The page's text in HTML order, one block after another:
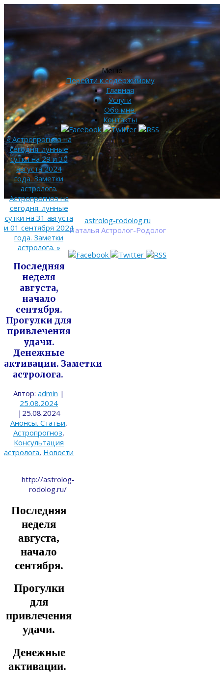
astrolog-rodolog.ru
Наталья Астролог-Родолог
Меню
Перейти к содержимому
Главная
Услуги
Обо мне.
Контакты
«Астропрогноз на
сегодня: лунные
сутки на 29 и 30
августа 2024
года. Заметки
астролога.
Астропрогноз на
сегодня: лунные
сутки на 31 августа
и 01 сентября 2024
года. Заметки
астролога. »
Последняя
неделя
августа,
начало
сентября.
Прогулки для
привлечения
удачи.
Денежные
активации. Заметки
астролога.
Автор: admin |
25.08.2024
| 25.08.2024
Анонсы. Статьи,
Астропрогноз,
Консультация
астролога, Новости
http://astrolog-
rodolog.ru/
Последняя
неделя
августа,
начало
сентября.
Прогулки
для
привлечения
удачи.
Денежные
активации.